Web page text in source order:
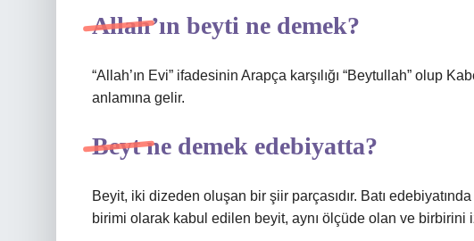
Allah’ın beyti ne demek?
“Allah’ın Evi” ifadesinin Arapça karşılığı “Beytullah” olup
anlamına gelir.
Beyt ne demek edebiyatta?
Beyit, iki dizeden oluşan bir şiir parçasıdır. Batı
birimi olarak kabul edilen beyit, aynı ölçüde olan ve birbirini